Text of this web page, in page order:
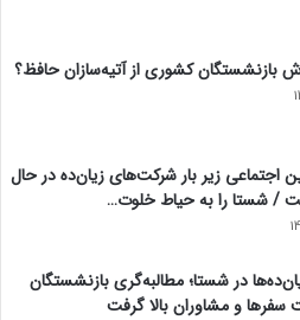
بازنشستگان کشوری از آتیه‌سازان حافظ؟
اجتماعی زیر بار شرکت‌های زیان‌ده در حال
/ شستا را به حیاط خلوت…
در شستا؛ مطالبه‌گری بازنشستگان
سفرها و مشاوران بالا گرفت